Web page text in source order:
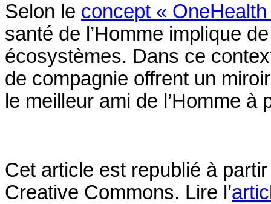
Selon le concept «
santé de l’Homme implique
écosystèmes. Dans ce
de compagnie offrent un
le meilleur ami de l’Homme à
Cet article est republié à
Creative Commons. Lire l’